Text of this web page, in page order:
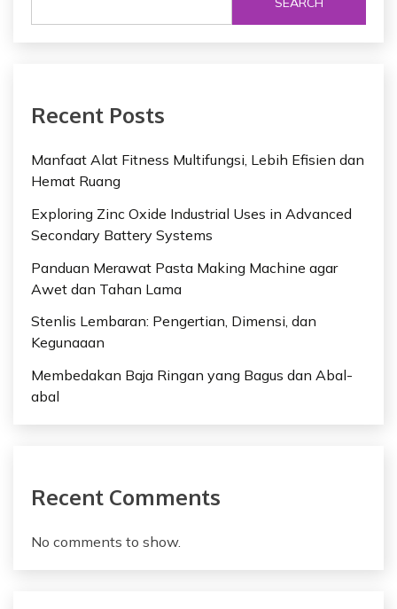
Recent Posts
Manfaat Alat Fitness Multifungsi, Lebih Efisien dan
Hemat Ruang
Exploring Zinc Oxide Industrial Uses in Advanced
Secondary Battery Systems
Panduan Merawat Pasta Making Machine agar
Awet dan Tahan Lama
Stenlis Lembaran: Pengertian, Dimensi, dan
Kegunaaan
Membedakan Baja Ringan yang Bagus dan Abal-
abal
Recent Comments
No comments to show.